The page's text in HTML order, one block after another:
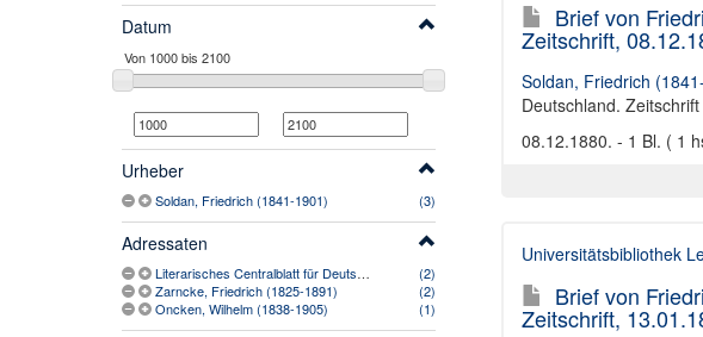
Datum
Urheber
Soldan, Friedrich (1841-1901) (3)
Adressaten
Literarisches Centralblatt für Deutschland. Zeitschrift (1850-1944)
(2)
Zarncke, Friedrich (1825-1891)
(2)
Oncken, Wilhelm (1838-1905)
(1)
Brief von
Zeitschrift,
Soldan, Friedrich
Deutschland.
08.12.1880. - 1 Bl. ( 1
Universitätsbibliothek
Brief von
Zeitschrift,